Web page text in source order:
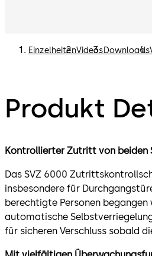
EinzelheitenVideosDownloads
Produkt
Kontrollierter Zutritt von beiden
Das SVZ 6000
insbesondere für
berechtigte Personen begangen
automatische
für sicheren Verschluss sobald